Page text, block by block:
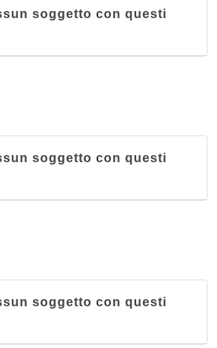
soggetto con questi
soggetto con questi
soggetto con questi